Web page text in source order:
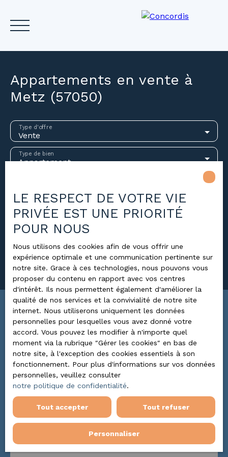
Estimez votre bien
Appartements en vente à
Metz (57050)
Vente
Type d'offre
Appartement
Type de bien
Budget max (€)
Rechercher
Pertinence
Trier par
ALERTE MAIL
Nouveauté
LE RESPECT DE VOTRE VIE
PRIVÉE EST UNE PRIORITÉ
POUR NOUS
Nous utilisons des cookies afin de vous offrir une
expérience optimale et une communication pertinente sur
notre site. Grace à ces technologies, nous pouvons vous
proposer du contenu en rapport avec vos centres
d'intérêt. Ils nous permettent également d'améliorer la
qualité de nos services et la convivialité de notre site
internet. Nous utiliserons uniquement les données
personnelles pour lesquelles vous avez donné votre
accord. Vous pouvez les modifier à n'importe quel
moment via la rubrique ″Gérer les cookies″ en bas de
notre site, à l'exception des cookies essentiels à son
fonctionnement. Pour plus d'informations sur vos données
personnelles, veuillez consulter
notre politique de confidentialité.
Tout accepter Tout refuser
Personnaliser